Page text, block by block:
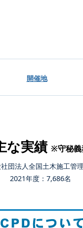
開催地
な実績 ※守秘義
団法人全国土木施工管
年度：7,686名